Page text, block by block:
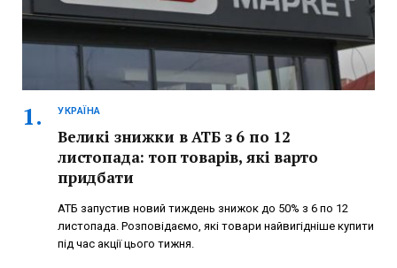
УКРАЇНА
Великі знижки в АТБ з 6 по 12
листопада: топ товарів, які варто
придбати
АТБ запустив новий тиждень знижок до 50% з 6 по 12
листопада. Розповідаємо, які товари найвигідніше купити
під час акції цього тижня.